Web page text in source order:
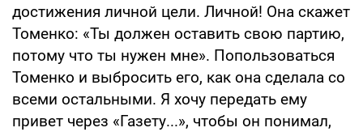
достижения личной цели. Личной! Она скажет
Томенко: «Ты должен оставить свою партию,
потому что ты нужен мне». Попользоваться
Томенко и выбросить его, как она сделала со
всеми остальными. Я хочу передать ему
привет через «Газету...», чтобы он понимал,